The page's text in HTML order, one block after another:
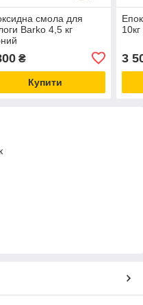
смола для
Barko 4,5 кг
₴
Купити
3